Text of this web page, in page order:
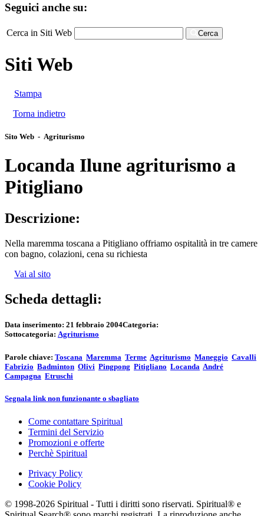
Seguici anche su:
Cerca in Siti Web Cerca
Siti Web
Stampa
Torna indietro
Sito Web - Agriturismo
Locanda Ilune agriturismo a
Pitigliano
Descrizione:
Nella maremma toscana a Pitigliano offriamo ospitalità in tre camere
con bagno, colazioni, cena su richiesta
Vai al sito
Scheda dettagli:
Data inserimento: 21 febbraio 2004Categoria:
Sottocategoria: Agriturismo
Parole chiave: Toscana Maremma Terme Agriturismo Maneggio Cavalli
Fabrizio Badminton Olivi Pingpong Pitigliano Locanda André
Campagna Etruschi
Segnala link non funzionante o sbagliato
Come contattare Spiritual
Termini del Servizio
Promozioni e offerte
Perchè Spiritual
Privacy Policy
Cookie Policy
© 1998-2026 Spiritual - Tutti i diritti sono riservati. Spiritual® e